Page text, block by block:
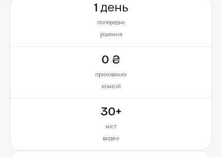
1 день
попереднє
рішення
0 ₴
прихованих
комісій
30+
міст
видачі